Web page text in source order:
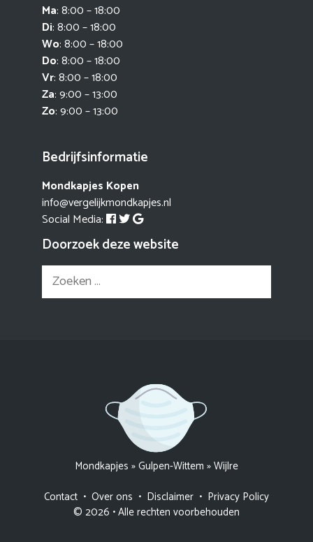
Ma: 8:00 – 18:00
Di: 8:00 – 18:00
Wo: 8:00 – 18:00
Do: 8:00 – 18:00
Vr: 8:00 – 18:00
Za: 9:00 – 13:00
Zo: 9:00 – 13:00
Bedrijfsinformatie
Mondkapjes Kopen
info@vergelijkmondkapjes.nl
Social Media:
Doorzoek deze website
Zoek
naar:
Mondkapjes »Gulpen-Wittem »Wijlre
Contact • Over ons • Disclaimer • Privacy Policy
© 2026 • Alle rechten voorbehouden